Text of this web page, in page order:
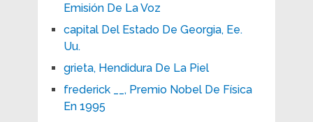
Emisión De La Voz
capital Del Estado De Georgia, Ee.
Uu.
grieta, Hendidura De La Piel
frederick __, Premio Nobel De Física
En 1995